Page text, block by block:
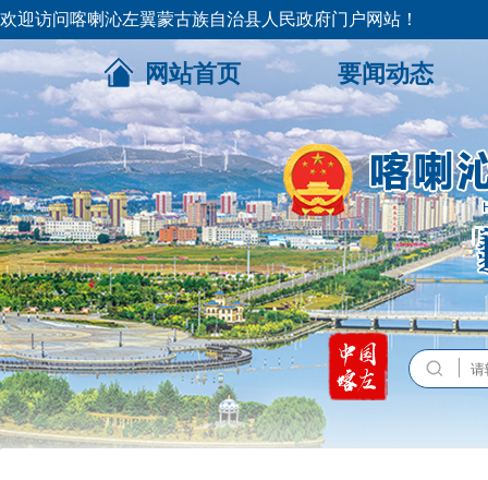
欢迎访问喀喇沁左翼蒙古族自治县人民政府门户网站！
网站首页 要闻动态